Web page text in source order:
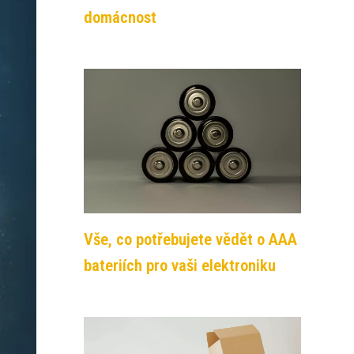
domácnost
Vše, co potřebujete vědět o AAA
bateriích pro vaši elektroniku